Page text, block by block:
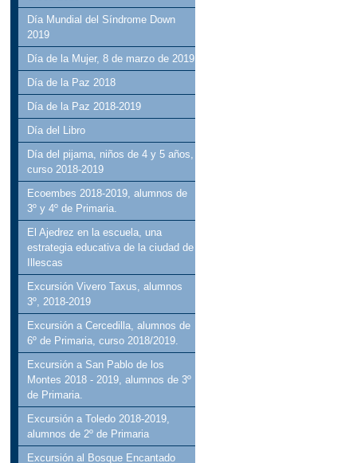
Día Mundial del Síndrome Down
2019
Día de la Mujer, 8 de marzo de 2019
Día de la Paz 2018
Día de la Paz 2018-2019
Día del Libro
Día del pijama, niños de 4 y 5 años,
curso 2018-2019
Ecoembes 2018-2019, alumnos de
3º y 4º de Primaria.
El Ajedrez en la escuela, una
estrategia educativa de la ciudad de
Illescas
Excursión Vivero Taxus, alumnos
3º, 2018-2019
Excursión a Cercedilla, alumnos de
6º de Primaria, curso 2018/2019.
Excursión a San Pablo de los
Montes 2018 - 2019, alumnos de 3º
de Primaria.
Excursión a Toledo 2018-2019,
alumnos de 2º de Primaria
Excursión al Bosque Encantado